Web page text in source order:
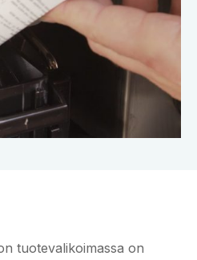
tuotevalikoimassa on